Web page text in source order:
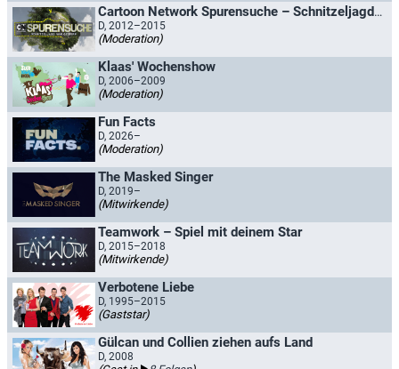
Cartoon Network Spurensuche – Schnitzeljagd war gestern!
D, 2012–2015
(Moderation)
Klaas' Wochenshow
D, 2006–2009
(Moderation)
Fun Facts
D, 2026–
(Moderation)
The Masked Singer
D, 2019–
(Mitwirkende)
Teamwork – Spiel mit deinem Star
D, 2015–2018
(Mitwirkende)
Verbotene Liebe
D, 1995–2015
(Gaststar)
Gülcan und Collien ziehen aufs Land
D, 2008